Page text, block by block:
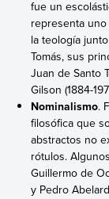
fue un
representa
la teología
Tomás, sus
Juan de Santo
Gilson (1884-
Nominalismo.
filosófica que
abstractos no
rótulos.
Guillermo de
y Pedro